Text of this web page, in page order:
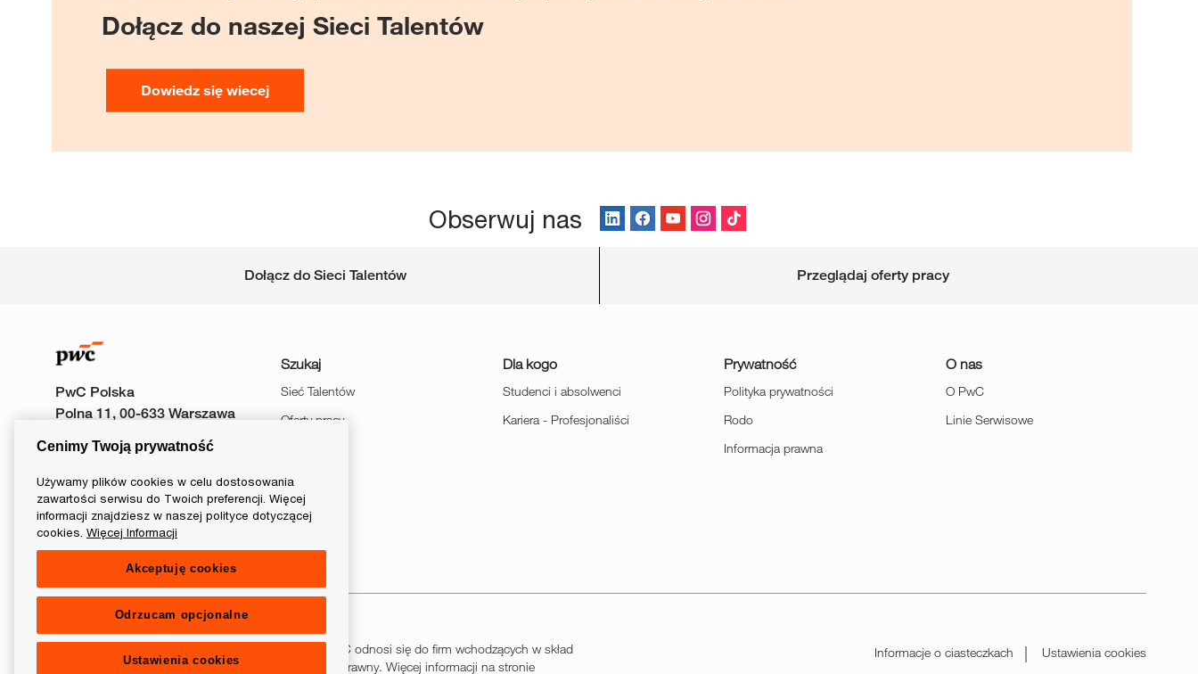
Dołącz do naszej Sieci Talentów
Dowiedz się wiecej
Obserwuj nas
Dołącz do Sieci Talentów Przeglądaj oferty pracy
PwC Polska
Polna 11, 00-633 Warszawa
Szukaj
Sieć Talentów
Oferty pracy
Dla kogo
Studenci i absolwenci
Kariera - Profesjonaliści
Prywatność
Polityka prywatności
Rodo
Informacja prawna
O nas
O PwC
Linie Serwisowe
follow
© 2026 PwC. Wszelkie prawa zastrzeżone. Nazwa PwC odnosi się do firm wchodzących w skład
sieci PwC, z których każda stanowi odrębny podmiot prawny. Więcej informacji na stronie
Informacje o ciasteczkach Ustawienia cookies
Cenimy Twoją prywatność
Używamy plików cookies w celu dostosowania
zawartości serwisu do Twoich preferencji. Więcej
informacji znajdziesz w naszej polityce dotyczącej
cookies. Więcej Informacji
Akceptuję cookies
Odrzucam opcjonalne
Ustawienia cookies